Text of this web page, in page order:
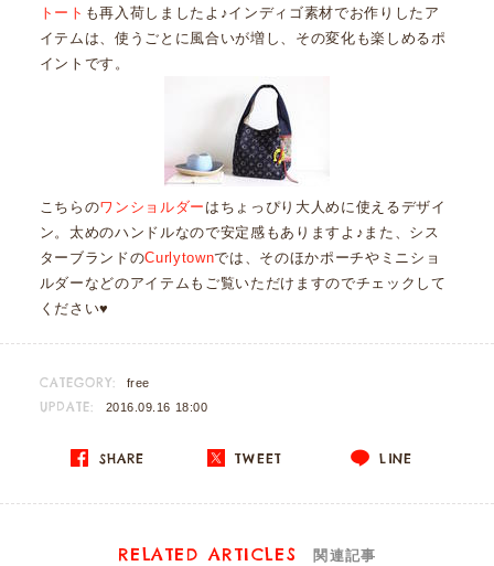
トート も再入荷しましたよ♪インディゴ素材でお作りしたア
イテムは、使うごとに風合いが増し、その変化も楽しめるポ
イントです。
こちらのワンショルダー はちょっぴり大人めに使えるデザイ
ン。太めのハンドルなので安定感もありますよ♪また、シス
ターブランドのCurlytownでは、そのほかポーチやミニショ
ルダーなどのアイテムもご覧いただけますのでチェックして
ください♥
CATEGORY: free
UPDATE: 2016.09.16 18:00
SHARE TWEET LINE
RELATED ARTICLES 関連記事